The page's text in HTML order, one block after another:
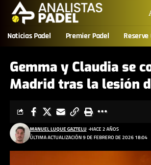
Noticias Padel Premier Padel Reserve
Gemma y Claudia se
Madrid tras la lesión
ÚLTIMA ACTUALIZACIÓN 9 DE FEBRERO DE 2026 18:04
MANUEL LUQUE GAZTELU HACE 2 AÑOS